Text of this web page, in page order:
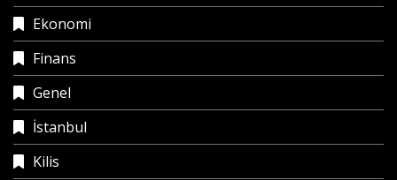
Ekonomi
Finans
Genel
İstanbul
Kilis